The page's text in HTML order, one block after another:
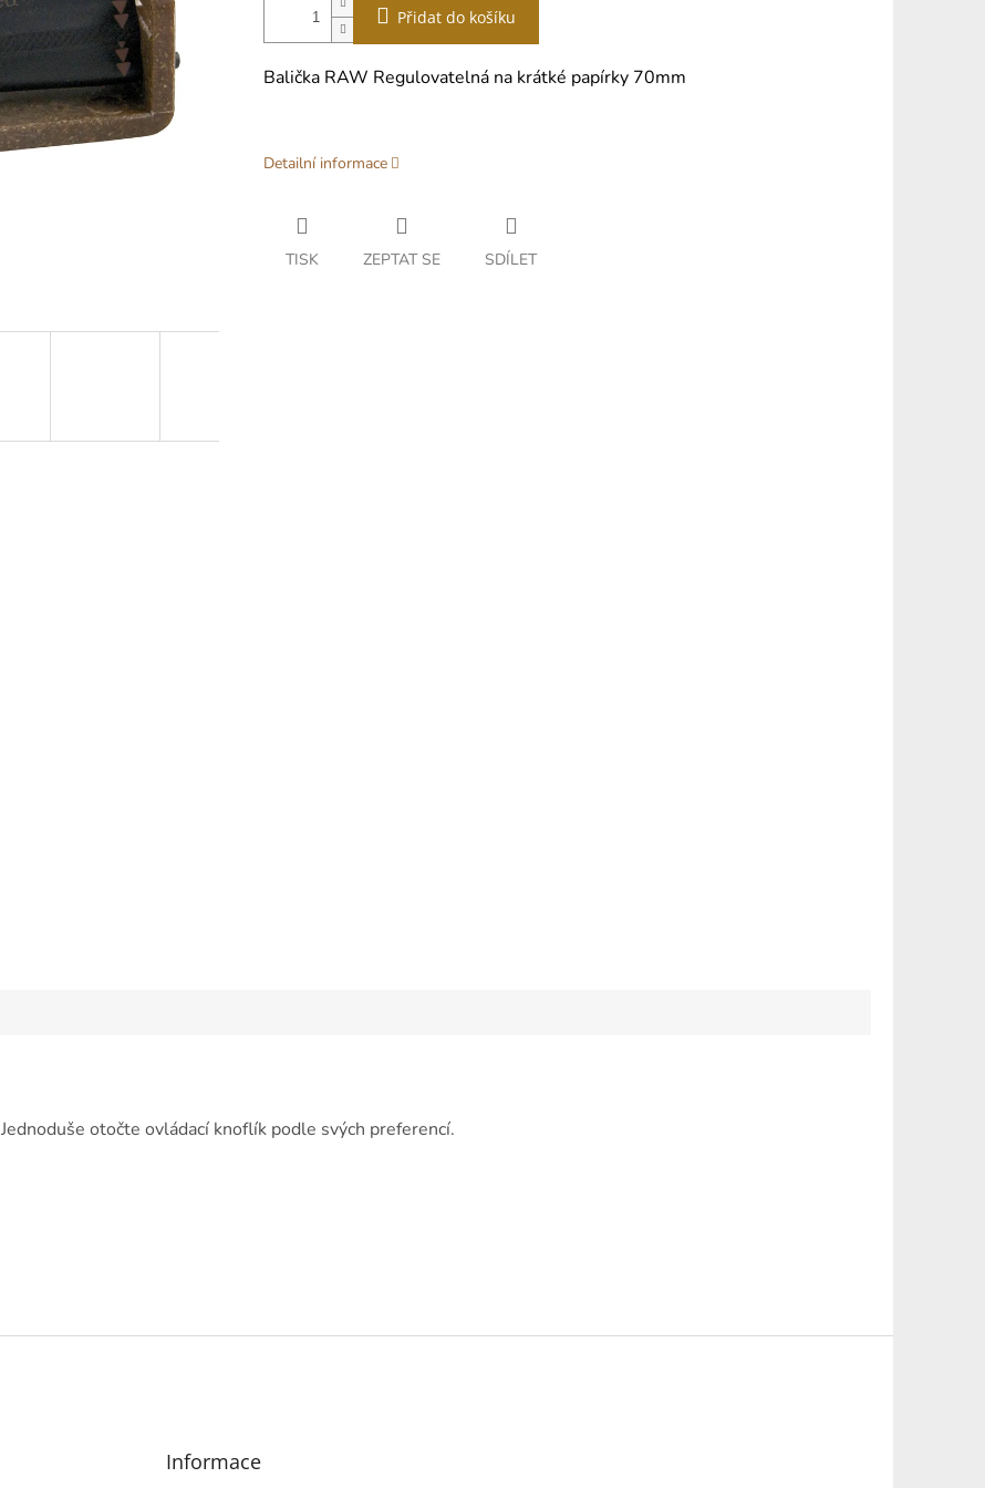
Přidat do košíku
Balička RAW Regulovatelná na krátké papírky 70mm
Detailní informace
TISK ZEPTAT SE SDÍLET
Jednoduše otočte ovládací knoflík podle svých preferencí.
Informace